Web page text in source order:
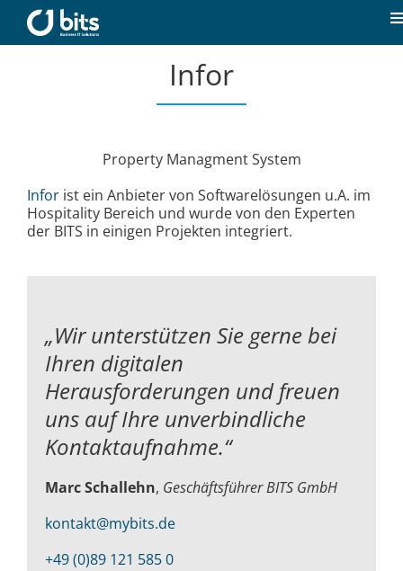
Inhalt
springen
Unsere Kompetenzen
Karriere
Kontakt
Infor
Property Managment System
Inforist ein Anbieter von Softwarelösungen u.A. im
Hospitality Bereich und wurde von den Experten
der BITS in einigen Projekten integriert.
„Wir unterstützen Sie gerne bei
Ihren digitalen
Herausforderungen undfreuen
uns auf Ihre unverbindliche
Kontaktaufnahme.“
Marc Schallehn, Geschäftsführer BITS GmbH
kontakt@mybits.de
+49 (0)89 121 585 0